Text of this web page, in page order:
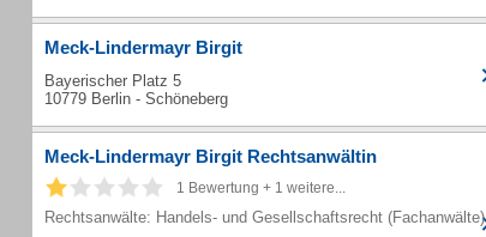
Meck-Lindermayr Birgit
Bayerischer Platz 5
10779 Berlin - Schöneberg
Meck-Lindermayr Birgit Rechtsanwältin
1 Bewertung + 1 weitere...
Rechtsanwälte: Handels- und Gesellschaftsrecht (Fachanwälte)